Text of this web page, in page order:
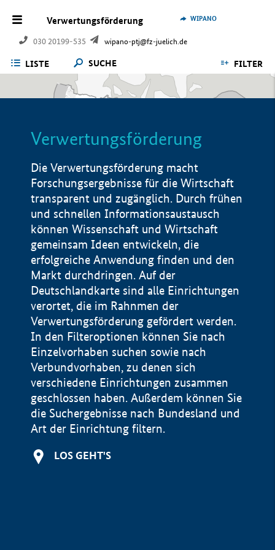
Verwertungsförderung
030 20199-535 wipano-ptj@fz-juelich.de
WIPANO
LISTE SUCHE FILTER
Verwertungsförderung
Die Verwertungsförderung macht
Forschungsergebnisse für die Wirtschaft
transparent und zugänglich. Durch frühen
und schnellen Informationsaustausch
können Wissenschaft und Wirtschaft
gemeinsam Ideen entwickeln, die
erfolgreiche Anwendung finden und den
Markt durchdringen. Auf der
Deutschlandkarte sind alle Einrichtungen
verortet, die im Rahnmen der
Verwertungsförderung gefördert werden.
In den Filteroptionen können Sie nach
Einzelvorhaben suchen sowie nach
Verbundvorhaben, zu denen sich
verschiedene Einrichtungen zusammen
geschlossen haben. Außerdem können Sie
die Suchergebnisse nach Bundesland und
Art der Einrichtung filtern.
LOS GEHT'S